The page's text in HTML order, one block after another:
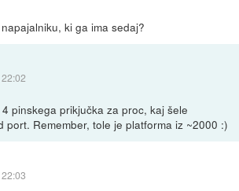
ki ga ima sedaj?
pinskega prikjučka za proc, kaj šele
port. Remember, tole je platforma iz ~2000 :)